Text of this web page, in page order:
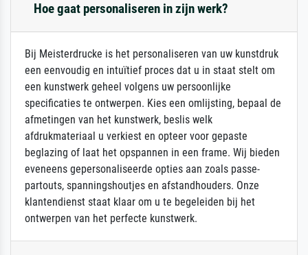
Hoe gaat personaliseren in zijn werk?
Bij Meisterdrucke is het personaliseren van uw kunstdruk
een eenvoudig en intuïtief proces dat u in staat stelt om
een kunstwerk geheel volgens uw persoonlijke
specificaties te ontwerpen. Kies een omlijsting, bepaal de
afmetingen van het kunstwerk, beslis welk
afdrukmateriaal u verkiest en opteer voor gepaste
beglazing of laat het opspannen in een frame. Wij bieden
eveneens gepersonaliseerde opties aan zoals passe-
partouts, spanningshoutjes en afstandhouders. Onze
klantendienst staat klaar om u te begeleiden bij het
ontwerpen van het perfecte kunstwerk.